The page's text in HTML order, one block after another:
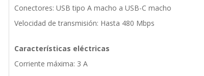
Conectores: USB tipo A macho a USB-C macho
Velocidad de transmisión: Hasta 480 Mbps
Características eléctricas
Corriente máxima: 3 A